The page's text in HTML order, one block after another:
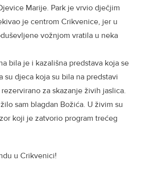
Marije. Park je vrvio dječjim
je centrom Crikvenice, jer u
vožnjom vratila u neka
bila je i kazališna predstava koja se
su djeca koja su bila na predstavi
za skazanje živih jaslica.
sam blagdan Božića. U živim su
koji je zatvorio program trećeg
u Crikvenici!